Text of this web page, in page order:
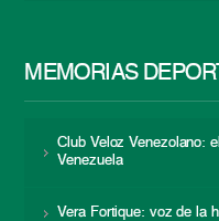
MEMORIAS
Club Veloz Venezolano:
Venezuela
Vera Fortique: voz de la